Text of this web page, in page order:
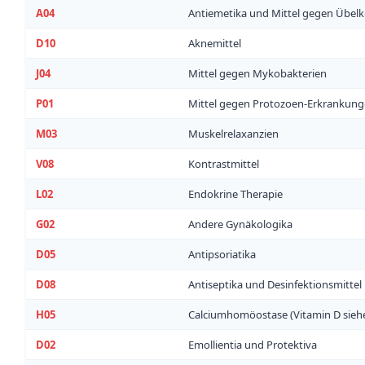
A04 Antiemetika und Mittel gegen
D10 Aknemittel
J04 Mittel gegen Mykobakterien
P01 Mittel gegen Protozoen-
M03 Muskelrelaxanzien
V08 Kontrastmittel
L02 Endokrine Therapie
G02 Andere Gynäkologika
D05 Antipsoriatika
D08 Antiseptika und Desinfektionsmittel
H05 Calciumhomöostase (Vitamin D
D02 Emollientia und Protektiva